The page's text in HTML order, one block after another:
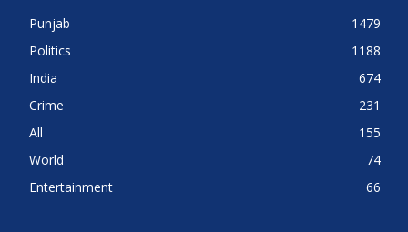
Punjab
1479
Politics
1188
India
674
Crime
231
All
155
World
74
Entertainment
66